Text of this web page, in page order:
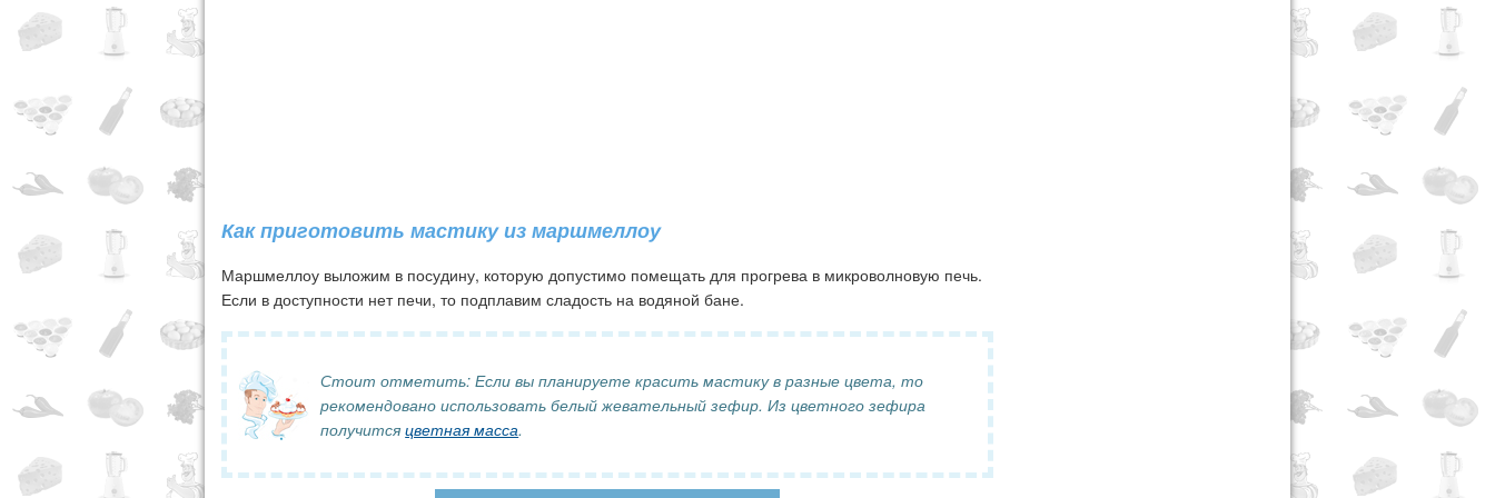
Как приготовить мастику из маршмеллоу
Маршмеллоу выложим в посудину, которую допустимо помещать для прогрева в микроволновую печь.
Если в доступности нет печи, то подплавим сладость на водяной бане.
Стоит отметить: Если вы планируете красить мастику в разные цвета, то
рекомендовано использовать белый жевательный зефир. Из цветного зефира
получитсяцветная масса.